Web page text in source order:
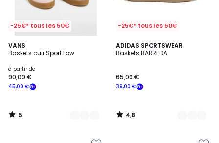
-25€* tous les 50€
VANS
Baskets cuir Sport Low
à partir de
45,00 €
90,00 €
5
/
4
Couleurs
5
/
-25€* tous les 50€
ADIDAS SPORTSWEAR
Baskets BARREDA
39,00 €
65,00 €
4,8
/ 5
2
Couleurs
4,8
/